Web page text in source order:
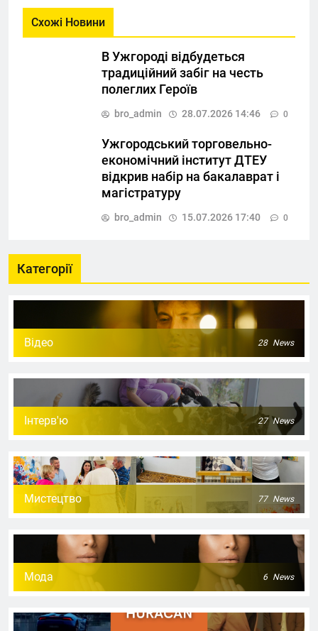
Схожі Новини
В Ужгороді відбудеться
традиційний забіг на честь
полеглих Героїв
bro_admin 28.07.2026 14:46 0
Ужгородський торговельно-
економічний інститут ДТЕУ
відкрив набір на бакалаврат і
магістратуру
bro_admin 15.07.2026 17:40 0
Категорії
Відео 28 News
Інтерв'ю 27 News
Мистецтво 77 News
Мода 6 News